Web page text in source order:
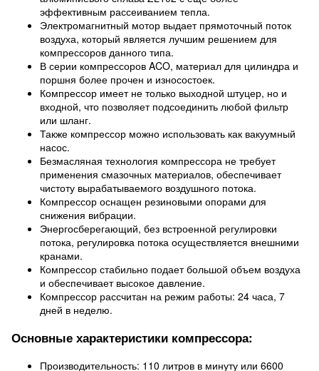
эффективным рассеиванием тепла.
Электромагнитный мотор выдает прямоточный поток
воздуха, который является лучшим решением для
компрессоров данного типа.
В серии компрессоров ACO, материал для цилиндра и
поршня более прочен и износостоек.
Компрессор имеет не только выходной штуцер, но и
входной, что позволяет подсоединить любой фильтр
или шланг.
Также компрессор можно использовать как вакуумный
насос.
Безмасляная технология компрессора не требует
применения смазочных материалов, обеспечивает
чистоту вырабатываемого воздушного потока.
Компрессор оснащен резиновыми опорами для
снижения вибрации.
Энергосберегающий, без встроенной регулировки
потока, регулировка потока осуществляется внешними
кранами.
Компрессор стабильно подает большой объем воздуха
и обеспечивает высокое давление.
Компрессор рассчитан на режим работы: 24 часа, 7
дней в неделю.
Основные характеристики компрессора:
Производительность: 110 литров в минуту или 6600